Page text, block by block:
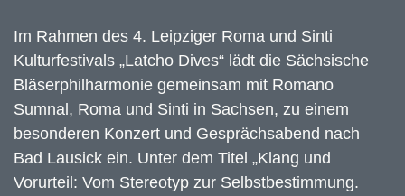
Im Rahmen des 4. Leipziger Roma und Sinti
Kulturfestivals „Latcho Dives“ lädt die Sächsische
Bläserphilharmonie gemeinsam mit Romano
Sumnal, Roma und Sinti in Sachsen, zu einem
besonderen Konzert und Gesprächsabend nach
Bad Lausick ein. Unter dem Titel „Klang und
Vorurteil: Vom Stereotyp zur Selbstbestimmung.